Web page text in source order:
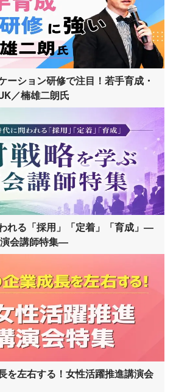
ーション研修で注目！若手育成・
／楠雄二朗氏
れる「採用」「定着」「育成」―
会講師特集―
を左右する！女性活躍推進講演会